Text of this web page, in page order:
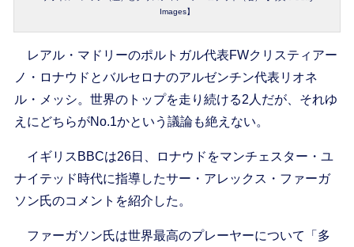
Images】
レアル・マドリーのポルトガル代表FWクリスティアー
ノ・ロナウドとバルセロナのアルゼンチン代表リオネ
ル・メッシ。世界のトップを走り続ける2人だが、それゆ
えにどちらがNo.1かという議論も絶えない。
イギリスBBCは26日、ロナウドをマンチェスター・ユ
ナイテッド時代に指導したサー・アレックス・ファーガ
ソン氏のコメントを紹介した。
ファーガソン氏は世界最高のプレーヤーについて「多